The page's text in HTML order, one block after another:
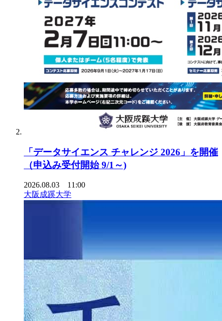
「データサイエンス チャレンジ 2026」を開催
（申込み受付開始 9/1～)
2026.08.03 11:00
大阪成蹊大学